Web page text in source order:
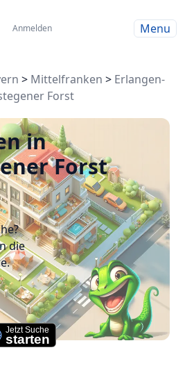
Anmelden Menu
> Mittelfranken > Erlangen-
Forst
in
Forst
die